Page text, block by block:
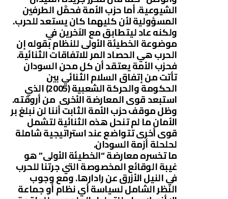
الشيوعية. أما حزب الأمة فحمَّل الطرفين
المسؤولية لأن كليهما كان يستعد للحرب.
ولكنه عاد ليتطابق مع الآخرين في
موضوعة الخطيئة الأولى للنظام بقوله إن
الحرب هي الحصاد المر للاتفاقات الثنائية.
فحزب الأمة يعتقد أن كل محن السودان
تأتت من إتفاق السلام الثنائي بين
الحكومة والحركة الشعبية (2005) الذي
استبعد قوى المعارضة الأخرى من أروقته.
وظل موقف حزب الأمة الثابت أننا لن نبلغ بر
الأمان ما لم تنحل هذه الثنائية لتشمل
قوى أخرى تتواضع عند استراتيجية شاملة
لحلحلة أزمة السودان.
ما تخسره معارضة “الخطيئة الأولى” هو
غيبة الوقائع المخصوصة التي جرتنا للحرب
في النيل الأزرق عن رادارها. ومع وجوب
النظر الشامل لسياسة أي نظام أو جماعة